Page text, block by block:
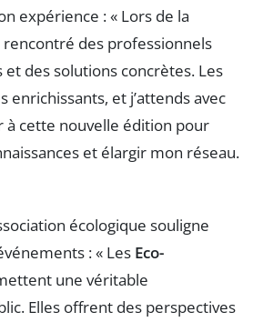
expérience : « Lors de la
rencontré des professionnels
des solutions concrètes. Les
enrichissants, et j’attends avec
à cette nouvelle édition pour
et élargir mon réseau.
écologique souligne
: « Les Eco-
une véritable
Elles offrent des perspectives